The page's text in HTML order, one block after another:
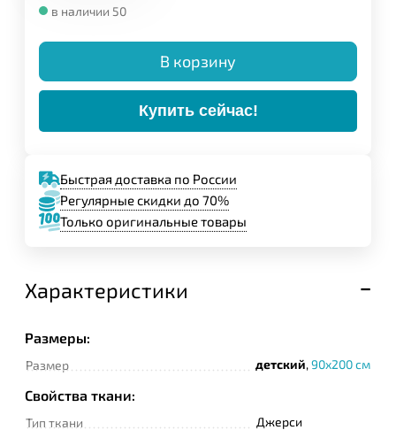
в наличии 50
В корзину
Купить сейчас!
Быстрая доставка по России
Регулярные скидки до 70%
Только оригинальные товары
Характеристики
Размеры:
Размер детский,90x200 см
Свойства ткани:
Тип ткани
Джерси